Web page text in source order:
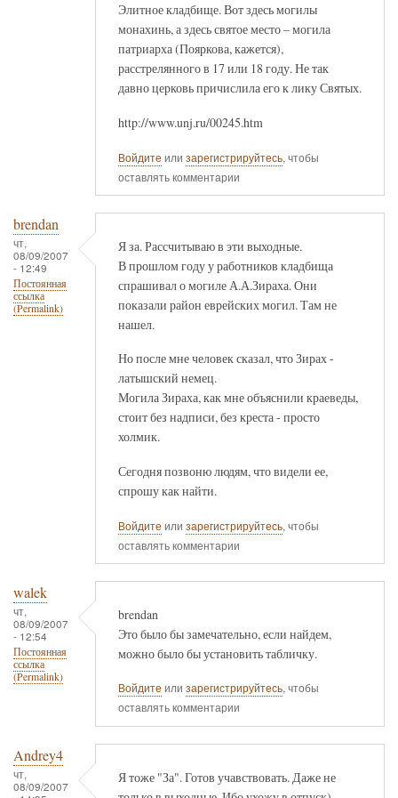
Элитное кладбище. Вот здесь могилы
монахинь, а здесь святое место – могила
патриарха (Пояркова, кажется),
расстрелянного в 17 или 18 году. Не так
давно церковь причислила его к лику Святых.
http://www.unj.ru/00245.htm
Войдите или зарегистрируйтесь, чтобы
оставлять комментарии
brendan
чт,
08/09/2007
- 12:49
Постоянная
ссылка
(Permalink)
Я за. Рассчитываю в эти выходные.
В прошлом году у работников кладбища
спрашивал о могиле А.А.Зираха. Они
показали район еврейских могил. Там не
нашел.
Но после мне человек сказал, что Зирах -
латышский немец.
Могила Зираха, как мне объяснили краеведы,
стоит без надписи, без креста - просто
холмик.
Сегодня позвоню людям, что видели ее,
спрошу как найти.
Войдите или зарегистрируйтесь, чтобы
оставлять комментарии
walek
чт,
08/09/2007
- 12:54
Постоянная
ссылка
(Permalink)
brendan
Это было бы замечательно, если найдем,
можно было бы установить табличку.
Войдите или зарегистрируйтесь, чтобы
оставлять комментарии
Andrey4
чт,
08/09/2007
Я тоже "За". Готов учавствовать. Даже не